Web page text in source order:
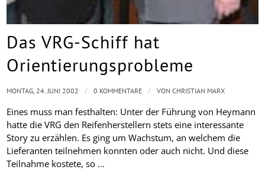
Das VRG-Schiff hat
Orientierungsprobleme
Eines muss man festhalten: Unter der Führung von Heymann
hatte die VRG den Reifenherstellern stets eine interessante
Story zu erzählen. Es ging um Wachstum, an welchem die
Lieferanten teilnehmen konnten oder auch nicht. Und diese
Teilnahme kostete, so …
MONTAG, 24. JUNI 2002 / 0 KOMMENTARE / VONCHRISTIAN MARX